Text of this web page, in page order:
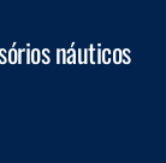
náuticos